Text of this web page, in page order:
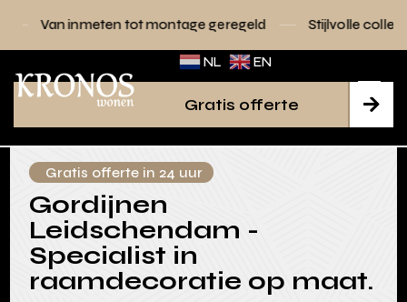
tot montage geregeld Stijlvolle collecties voor elk
NL EN

Gratis offerte
Gratis offerte in 24 uur
Gordijnen
Leidschendam -
Specialist in
raamdecoratie op maat.